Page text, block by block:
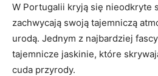
W Portugalii kryją się nieodkryte⁣
zachwycają swoją tajemniczą
urodą. Jednym z ​najbardziej
tajemnicze jaskinie, które
⁣cuda przyrody.